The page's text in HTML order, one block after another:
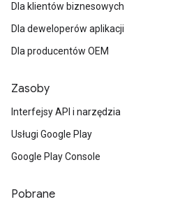
Dla klientów biznesowych
Dla deweloperów aplikacji
Dla producentów OEM
Zasoby
Interfejsy API i narzędzia
Usługi Google Play
Google Play Console
Pobrane